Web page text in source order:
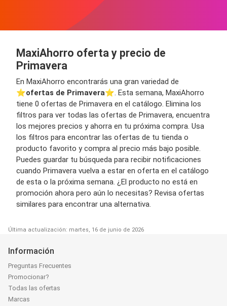
MaxiAhorro oferta y precio de
Primavera
En MaxiAhorro encontrarás una gran variedad de
⭐️ofertas de Primavera⭐️. Esta semana, MaxiAhorro
tiene 0 ofertas de Primavera en el catálogo. Elimina los
filtros para ver todas las ofertas de Primavera, encuentra
los mejores precios y ahorra en tu próxima compra. Usa
los filtros para encontrar las ofertas de tu tienda o
producto favorito y compra al precio más bajo posible.
Puedes guardar tu búsqueda para recibir notificaciones
cuando Primavera vuelva a estar en oferta en el catálogo
de esta o la próxima semana. ¿El producto no está en
promoción ahora pero aún lo necesitas? Revisa ofertas
similares para encontrar una alternativa.
Última actualización: martes, 16 de junio de 2026
Información
Preguntas Frecuentes
Promocionar?
Todas las ofertas
Marcas